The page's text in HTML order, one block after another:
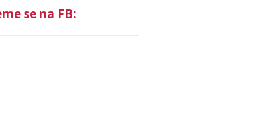
se na FB: